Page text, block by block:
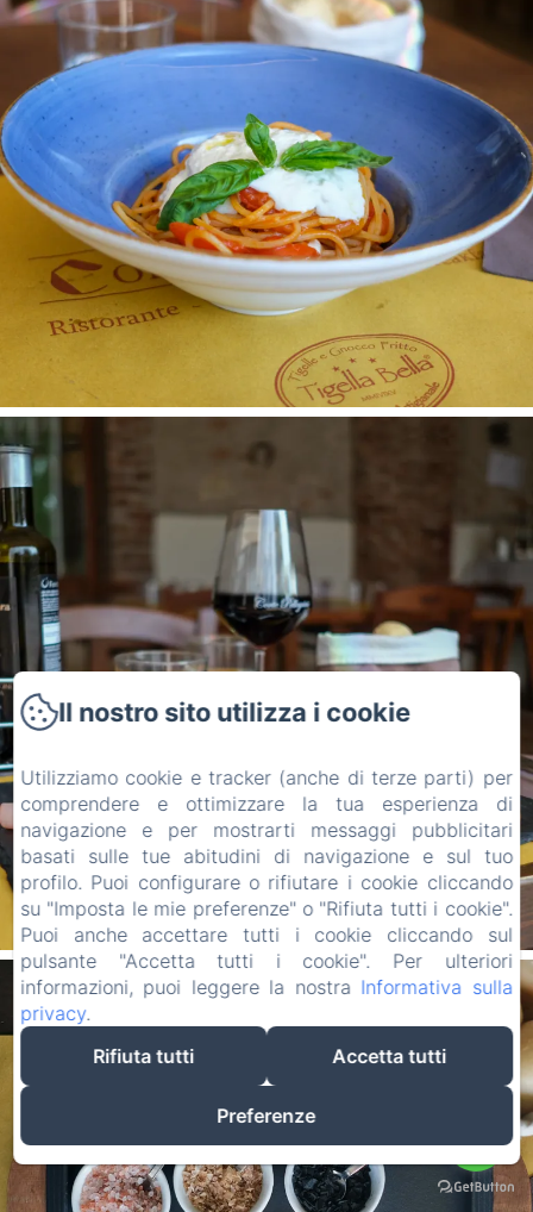
Il nostro sito utilizza i cookie
Utilizziamo cookie e tracker (anche di terze parti) per
comprendere e ottimizzare la tua esperienza di
navigazione e per mostrarti messaggi pubblicitari
basati sulle tue abitudini di navigazione e sul tuo
profilo. Puoi configurare o rifiutare i cookie cliccando
su "Imposta le mie preferenze" o "Rifiuta tutti i cookie".
Puoi anche accettare tutti i cookie cliccando sul
pulsante "Accetta tutti i cookie". Per ulteriori
informazioni, puoi leggere la nostra Informativa sulla
privacy.
Rifiuta tutti
Accetta tutti
Preferenze